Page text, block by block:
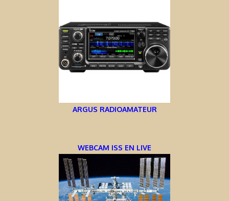
ARGUS RADIOAMATEUR
WEBCAM ISS EN LIVE